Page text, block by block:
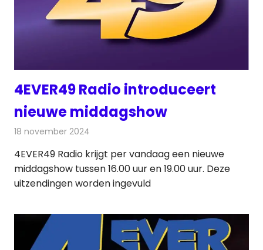
4EVER49 Radio introduceert
nieuwe middagshow
18 november 2024
4EVER49 Radio krijgt per vandaag een nieuwe
middagshow tussen 16.00 uur en 19.00 uur. Deze
uitzendingen worden ingevuld